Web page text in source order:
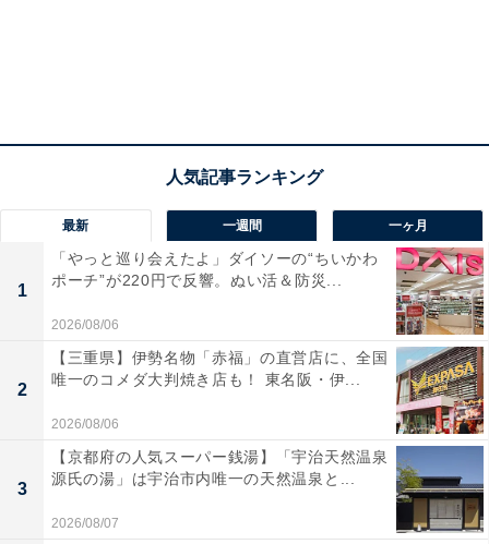
最新 一週間 一ヶ月
1
「やっと巡り会えたよ」ダイソーの“ちいかわ
ポーチ”が220円で反響。ぬい活＆防災...
2026/08/06
2
【三重県】伊勢名物「赤福」の直営店に、全国
唯一のコメダ大判焼き店も！ 東名阪・伊...
2026/08/06
3
【京都府の人気スーパー銭湯】「宇治天然温泉
源氏の湯」は宇治市内唯一の天然温泉と...
2026/08/07